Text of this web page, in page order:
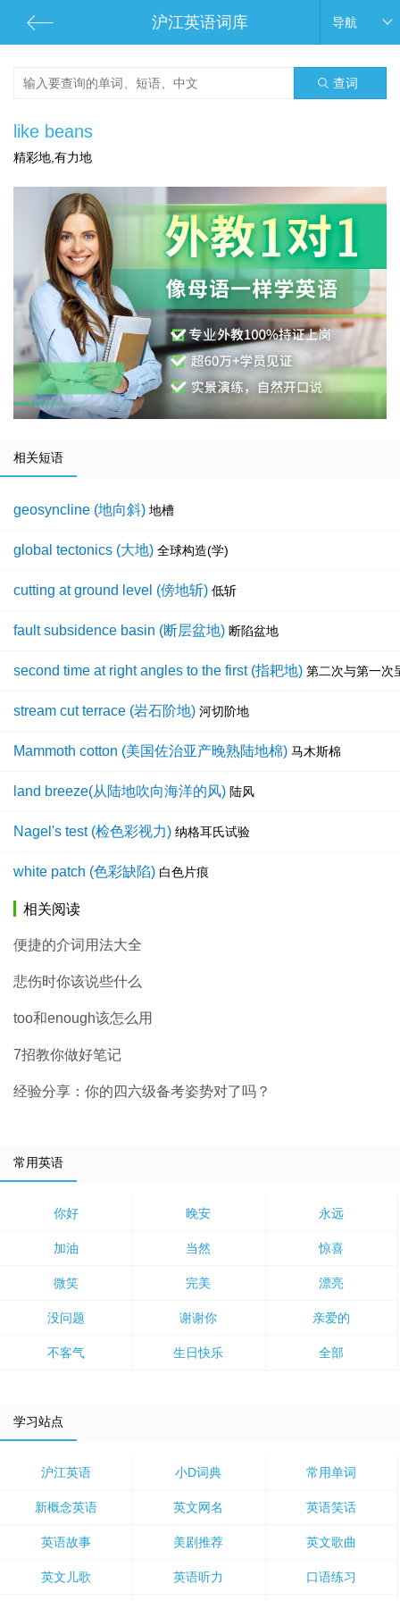
沪江英语词库 导航
查词
like beans
精彩地,有力地
相关短语
geosyncline (地向斜) 地槽
global tectonics (大地) 全球构造(学)
cutting at ground level (傍地斩) 低斩
fault subsidence basin (断层盆地) 断陷盆地
second time at right angles to the first (指耙地) 第二次与第一次
stream cut terrace (岩石阶地) 河切阶地
Mammoth cotton (美国佐治亚产晚熟陆地棉) 马木斯棉
land breeze(从陆地吹向海洋的风) 陆风
Nagel's test (检色彩视力) 纳格耳氏试验
white patch (色彩缺陷) 白色片痕
相关阅读
便捷的介词用法大全
悲伤时你该说些什么
too和enough该怎么用
7招教你做好笔记
经验分享：你的四六级备考姿势对了吗？
常用英语
你好 晚安 永远
加油 当然 惊喜
微笑 完美 漂亮
没问题 谢谢你 亲爱的
不客气 生日快乐 全部
学习站点
沪江英语 小D词典 常用单词
新概念英语 英文网名 英语笑话
英语故事 美剧推荐 英文歌曲
英文儿歌 英语听力 口语练习